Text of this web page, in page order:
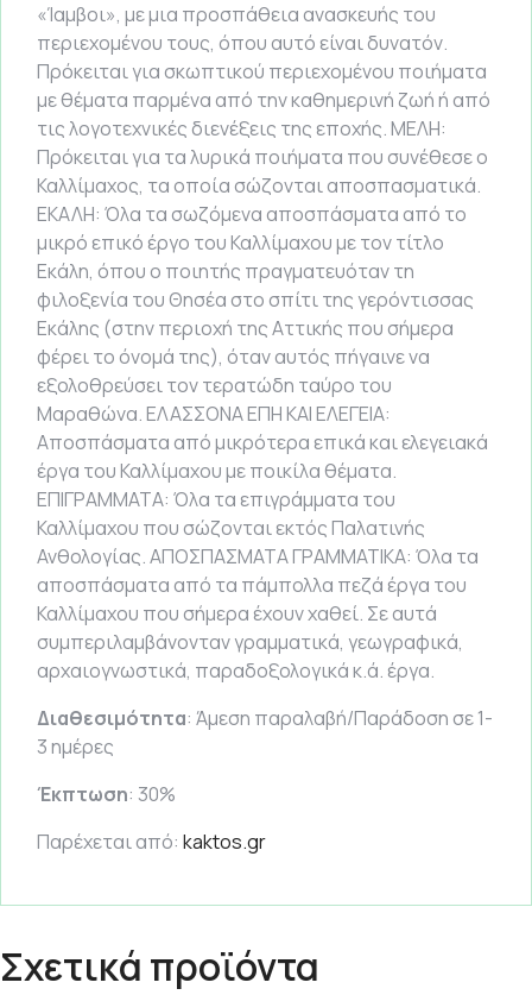
«Ίαμβοι», με μια προσπάθεια ανασκευής του
περιεχομένου τους, όπου αυτό είναι δυνατόν.
Πρόκειται για σκωπτικού περιεχομένου ποιήματα
με θέματα παρμένα από την καθημερινή ζωή ή από
τις λογοτεχνικές διενέξεις της εποχής. ΜΕΛΗ:
Πρόκειται για τα λυρικά ποιήματα που συνέθεσε ο
Καλλίμαχος, τα οποία σώζονται αποσπασματικά.
ΕΚΑΛΗ: Όλα τα σωζόμενα αποσπάσματα από το
μικρό επικό έργο του Καλλίμαχου με τον τίτλο
Εκάλη, όπου ο ποιητής πραγματευόταν τη
φιλοξενία του Θησέα στο σπίτι της γερόντισσας
Εκάλης (στην περιοχή της Αττικής που σήμερα
φέρει το όνομά της), όταν αυτός πήγαινε να
εξολοθρεύσει τον τερατώδη ταύρο του
Μαραθώνα. ΕΛΑΣΣΟΝΑ ΕΠΗ ΚΑΙ ΕΛΕΓΕΙΑ:
Αποσπάσματα από μικρότερα επικά και ελεγειακά
έργα του Καλλίμαχου με ποικίλα θέματα.
ΕΠΙΓΡΑΜΜΑΤΑ: Όλα τα επιγράμματα του
Καλλίμαχου που σώζονται εκτός Παλατινής
Ανθολογίας. ΑΠΟΣΠΑΣΜΑΤΑ ΓΡΑΜΜΑΤΙΚΑ: Όλα τα
αποσπάσματα από τα πάμπολλα πεζά έργα του
Καλλίμαχου που σήμερα έχουν χαθεί. Σε αυτά
συμπεριλαμβάνονταν γραμματικά, γεωγραφικά,
αρχαιογνωστικά, παραδοξολογικά κ.ά. έργα.
Διαθεσιμότητα: Άμεση παραλαβή/Παράδοση σε 1-
3 ημέρες
Έκπτωση: 30%
Παρέχεται από: kaktos.gr
Σχετικά προϊόντα